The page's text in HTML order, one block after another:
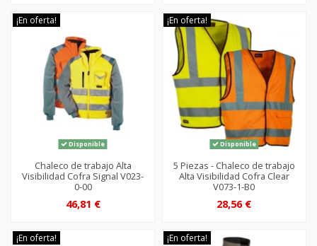
¡En oferta!
Disponible
Chaleco de trabajo Alta
Visibilidad Cofra Signal V023-
0-00
46,81 €
¡En oferta!
Disponible
5 Piezas - Chaleco de trabajo
Alta Visibilidad Cofra Clear
V073-1-B0
28,56 €
¡En oferta! ¡En oferta!